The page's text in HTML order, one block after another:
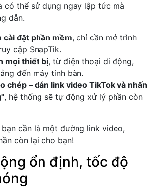
có thể sử dụng ngay lập tức mà
dẫn.
cài đặt phần mềm, chỉ cần mở trình
cập SnapTik.
mọi thiết bị, từ điện thoại di động,
đến máy tính bàn.
chép – dán link video TikTok và nhấn
, hệ thống sẽ tự động xử lý phần còn
cần là một đường link video,
còn lại cho bạn!
ổn định, tốc độ